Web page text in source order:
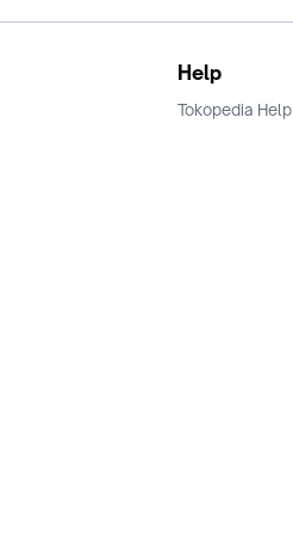
Help
Tokopedia Help